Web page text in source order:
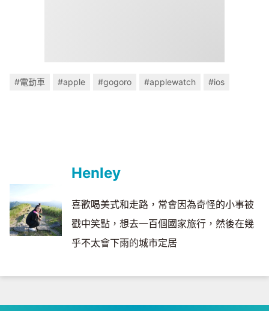
#電動車 #apple #gogoro #applewatch #ios
Henley
喜歡喝美式和走路，常會因為奇怪的小事被
戳中笑點，想去一百個國家旅行，然後在幾
乎不太會下雨的城市定居